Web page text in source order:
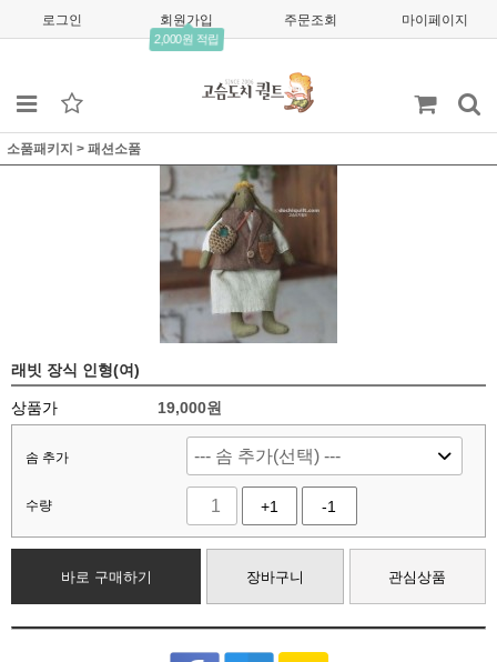
로그인 회원가입
2,000원 적립
주문조회 마이페이지
소품패키지 > 패션소품
래빗 장식 인형(여)
상품가 19,000원
솜 추가
수량 +1 -1
바로 구매하기 장바구니 관심상품